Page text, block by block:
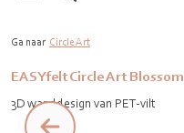
Ga naar Circle Art
EASYfelt Circle Art Blossom
3D wanddesign van PET-vilt